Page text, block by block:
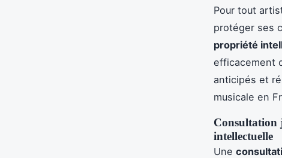
Pour tout
protéger ses
propriété
efficacement
anticipés et
musicale en
Consultation
intellectuelle
Une